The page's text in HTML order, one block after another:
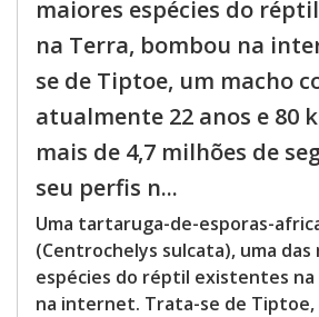
maiores espécies do
na Terra, bombou na
se de Tiptoe, um macho
atualmente 22 anos e 80
mais de 4,7 milhões de
seu perfis n...
Uma tartaruga-de-esporas-
(Centrochelys sulcata), uma das
espécies do réptil existentes
na internet. Trata-se de Tiptoe,